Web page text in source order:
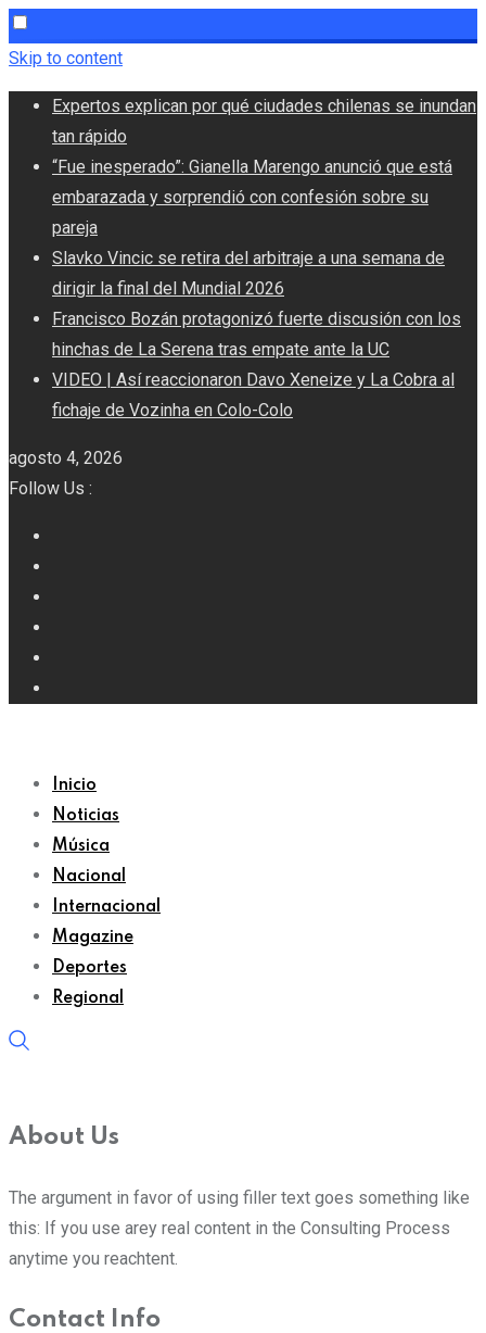
Skip to content
Expertos explican por qué ciudades chilenas se inundan
tan rápido
“Fue inesperado”: Gianella Marengo anunció que está
embarazada y sorprendió con confesión sobre su
pareja
Slavko Vincic se retira del arbitraje a una semana de
dirigir la final del Mundial 2026
Francisco Bozán protagonizó fuerte discusión con los
hinchas de La Serena tras empate ante la UC
VIDEO | Así reaccionaron Davo Xeneize y La Cobra al
fichaje de Vozinha en Colo-Colo
agosto 4, 2026
Follow Us :
Inicio
Noticias
Música
Nacional
Internacional
Magazine
Deportes
Regional
About Us
The argument in favor of using filler text goes something like
this: If you use arey real content in the Consulting Process
anytime you reachtent.
Contact Info